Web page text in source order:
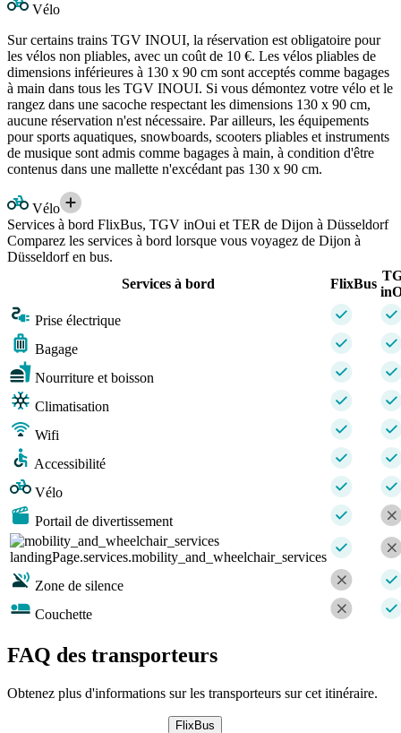
Vélo
Sur certains trains TGV INOUI, la réservation est obligatoire pour
les vélos non pliables, avec un coût de 10 €. Les vélos pliables de
dimensions inférieures à 130 x 90 cm sont acceptés comme bagages
à main dans tous les TGV INOUI. Si vous démontez votre vélo et le
rangez dans une sacoche respectant les dimensions 130 x 90 cm,
aucune réservation n'est nécessaire. Par ailleurs, les équipements
pour sports aquatiques, snowboards, scooters pliables et instruments
de musique sont admis comme bagages à main, à condition d'être
contenus dans une mallette n'excédant pas 130 x 90 cm.
Vélo
Services à bord FlixBus, TGV inOui et TER de Dijon à Düsseldorf
Comparez les services à bord lorsque vous voyagez de Dijon à
Düsseldorf en bus.
Services à bord
FlixBus
Prise électrique
Bagage
Nourriture et boisson
Climatisation
Wifi
Accessibilité
Vélo
Portail de divertissement
landingPage.services.mobility_and_wheelchair_services
Zone de silence
Couchette
FAQ des transporteurs
Obtenez plus d'informations sur les transporteurs sur cet itinéraire.
FlixBus